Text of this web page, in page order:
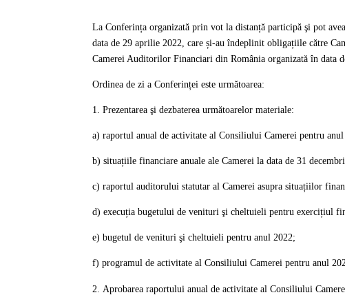
La Conferința organizată prin vot la distanță participă şi pot
data de 29 aprilie 2022, care și-au îndeplinit obligațiile către
Camerei Auditorilor Financiari din România organizată în data
Ordinea de zi a Conferinței este următoarea:
1. Prezentarea şi dezbaterea următoarelor materiale:
a) raportul anual de activitate al Consiliului Camerei pentru anul
b) situațiile financiare anuale ale Camerei la data de 31
c) raportul auditorului statutar al Camerei asupra situațiilor
d) execuția bugetului de venituri şi cheltuieli pentru exercițiul
e) bugetul de venituri şi cheltuieli pentru anul 2022;
f) programul de activitate al Consiliului Camerei pentru anul
Aprobarea raportului anual de activitate al Consiliului